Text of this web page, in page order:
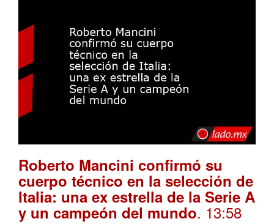
Roberto Mancini confirmó su
cuerpo técnico en la selección de
Italia: una ex estrella de la Serie A
y un campeón del mundo. 13:58